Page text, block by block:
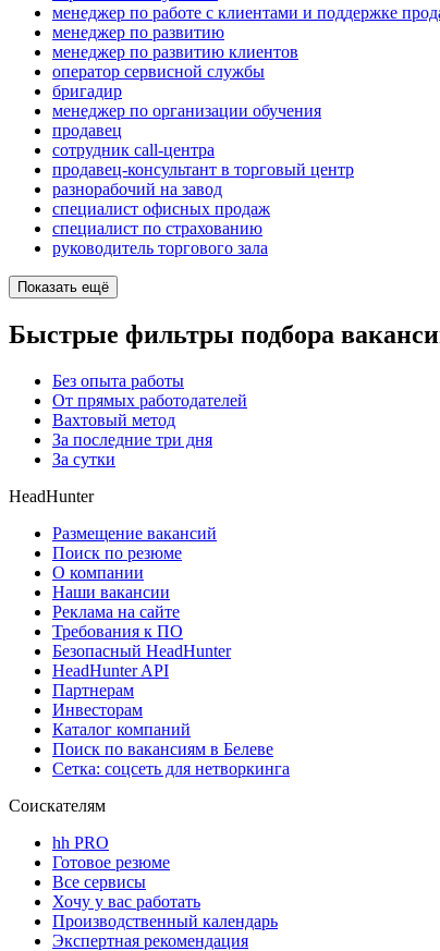
менеджер по работе с клиентами и поддержке
менеджер по развитию
менеджер по развитию клиентов
оператор сервисной службы
бригадир
менеджер по организации обучения
продавец
сотрудник call-центра
продавец-консультант в торговый центр
разнорабочий на завод
специалист офисных продаж
специалист по страхованию
руководитель торгового зала
Показать ещё
Быстрые фильтры подбора
Без опыта работы
От прямых работодателей
Вахтовый метод
За последние три дня
За сутки
HeadHunter
Размещение вакансий
Поиск по резюме
О компании
Наши вакансии
Реклама на сайте
Требования к ПО
Безопасный HeadHunter
HeadHunter API
Партнерам
Инвесторам
Каталог компаний
Поиск по вакансиям в Белеве
Сетка: соцсеть для нетворкинга
Соискателям
hh PRO
Готовое резюме
Все сервисы
Хочу у вас работать
Производственный календарь
Экспертная рекомендация